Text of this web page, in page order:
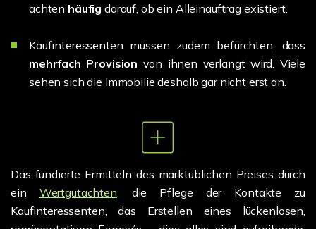
achten häufig darauf, ob ein Alleinauftrag existiert.
Kaufinteressenten müssen zudem befürchten, dass
mehrfach Provision von ihnen verlangt wird. Viele
sehen sich die Immobilie deshalb gar nicht erst an.
Das fundierte Ermitteln des marktüblichen Preises durch
ein Wertgutachten , die Pflege der Kontakte zu
Kaufinteressenten, das Erstellen eines lückenlosen,